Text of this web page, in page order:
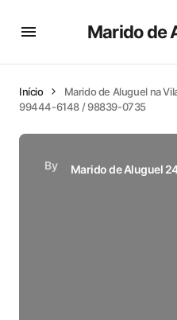
Marido de
Início
Marido de Aluguel na
99444-6148 / 98839-0735
By Marido de Aluguel